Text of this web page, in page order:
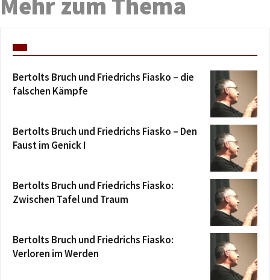
Bertolts Bruch und Friedrichs Fiasko – die
falschen Kämpfe
Bertolts Bruch und Friedrichs Fiasko – Den
Faust im Genick I
Bertolts Bruch und Friedrichs Fiasko:
Zwischen Tafel und Traum
Bertolts Bruch und Friedrichs Fiasko:
Verloren im Werden